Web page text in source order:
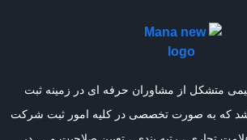
متشکل از مشاوران حرفه ای در زمینه ثبت
که به صورت تخصصی در کلیه امور ثبت شرکت